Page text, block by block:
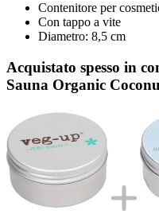
Contenitore per
Con tappo a vite
Diametro: 8,5 cm
Acquistato spesso in
Sauna Organic